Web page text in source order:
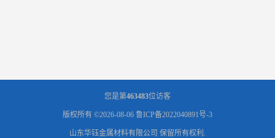
您是第463483位访客
版权所有 ©2026-08-06 鲁ICP备2022040891号-3
山东华钰金属材料有限公司 保留所有权利.